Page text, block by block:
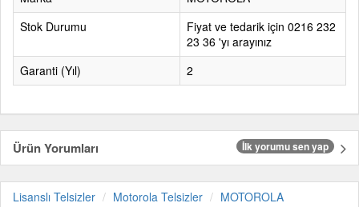
Stok Durumu
Fiyat ve tedarik için 0216 232
23 36 'yı arayınız
Garanti (Yıl)
2
Ürün Yorumları İlk yorumu sen yap
Lisanslı Telsizler Motorola Telsizler MOTOROLA